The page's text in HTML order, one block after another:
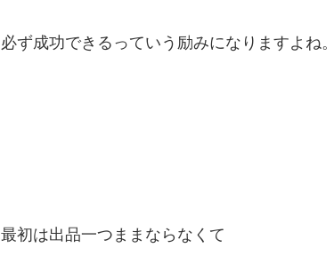
必ず成功できるっていう励みになりますよね。
最初は出品一つままならなくて